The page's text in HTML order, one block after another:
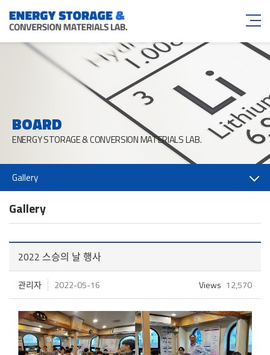
BOARD
ENERGY STORAGE & CONVERSION MATERIALS LAB.
Gallery
Gallery
2022 스승의 날 행사
관리자 2022-05-16 Views 12,570